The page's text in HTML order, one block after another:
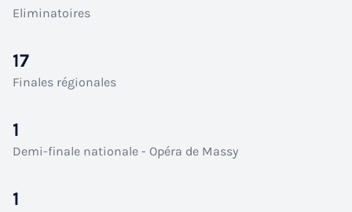
Eliminatoires
17
Finales régionales
1
Demi-finale nationale - Opéra de Massy
1